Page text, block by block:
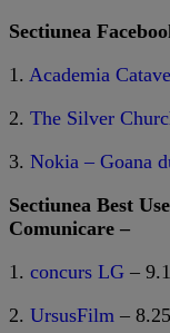
Sectiunea
1. Academia
2. The Silver
3. Nokia – Goana
Sectiunea Best
Comunicare –
1. concurs LG –
2. UrsusFilm – 8.25